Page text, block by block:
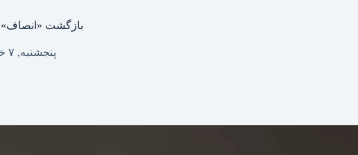
بازگشت «انصاف»
پنجشنبه, ۷ خرداد ۱۴۰۵ – ۰۱:۰۹